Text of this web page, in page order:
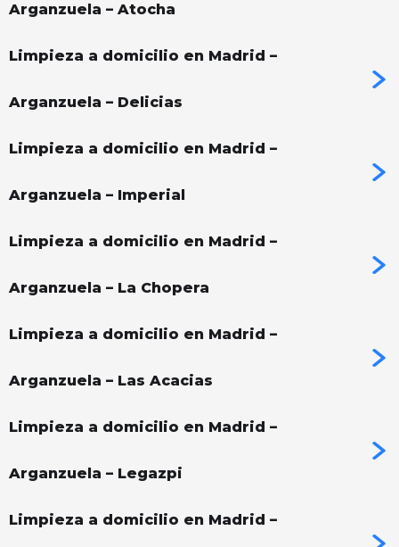
Arganzuela – Atocha
Limpieza a domicilio en Madrid –
Arganzuela – Delicias
Limpieza a domicilio en Madrid –
Arganzuela – Imperial
Limpieza a domicilio en Madrid –
Arganzuela – La Chopera
Limpieza a domicilio en Madrid –
Arganzuela – Las Acacias
Limpieza a domicilio en Madrid –
Arganzuela – Legazpi
Limpieza a domicilio en Madrid –